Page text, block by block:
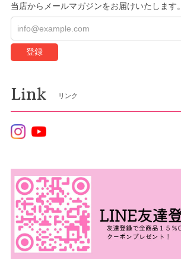
当店からメールマガジンをお届けいたします。
登録
Link リンク